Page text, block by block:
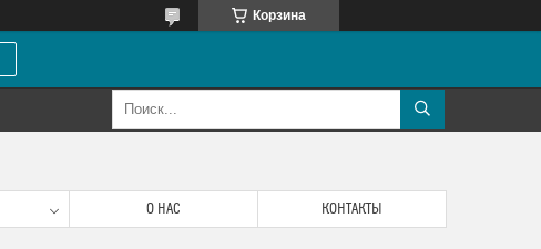
Корзина
О НАС КОНТАКТЫ